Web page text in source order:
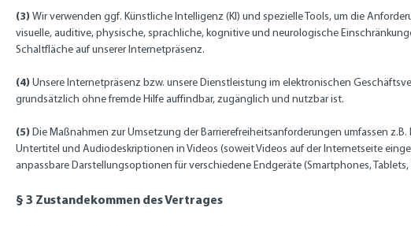
(3)Wir verwenden ggf. Künstliche Intelligenz (KI) und spezielle Tools, um die
visuelle, auditive, physische, sprachliche, kognitive und neurologische
Schaltfläche auf unserer Internetpräsenz.
(4)Unsere Internetpräsenz bzw. unsere Dienstleistung im elektronischen
grundsätzlich ohne fremde Hilfe auffindbar, zugänglich und nutzbar ist.
(5)Die Maßnahmen zur Umsetzung der Barrierefreiheitsanforderungen umfassen
Untertitel und Audiodeskriptionen in Videos (soweit Videos auf der Internetseite
anpassbare Darstellungsoptionen für verschiedene Endgeräte (Smartphones,
§ 3 Zustandekommen des Vertrages